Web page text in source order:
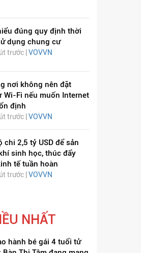
HÁT LÊN VIỆT NAM
đúng quy định thời
dụng chung cư
trước | VOVVN
nơi không nên đặt
Wi-Fi nếu muốn Internet
định
trước | VOVVN
chi 2,5 tỷ USD để sản
sinh học, thúc đẩy
tế tuần hoàn
trước | VOVVN
NHẤT
hành bé gái 4 tuổi tử